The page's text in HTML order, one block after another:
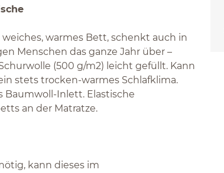
warmes Bett, schenkt auch in
Menschen das ganze Jahr über –
(500 g/m2) leicht gefüllt. Kann
stets trocken-warmes Schlafklima.
Inlett. Elastische
an der Matratze.
kann dieses im